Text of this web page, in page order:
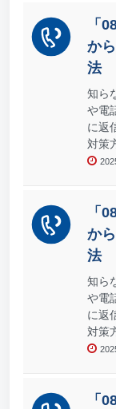
「
か
法
知ら
や電
に返
対策
「
か
法
知ら
や電
に返
対策
「